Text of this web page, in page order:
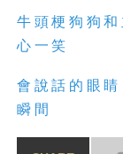
牛頭梗狗狗
心一笑
會說話的眼
瞬間